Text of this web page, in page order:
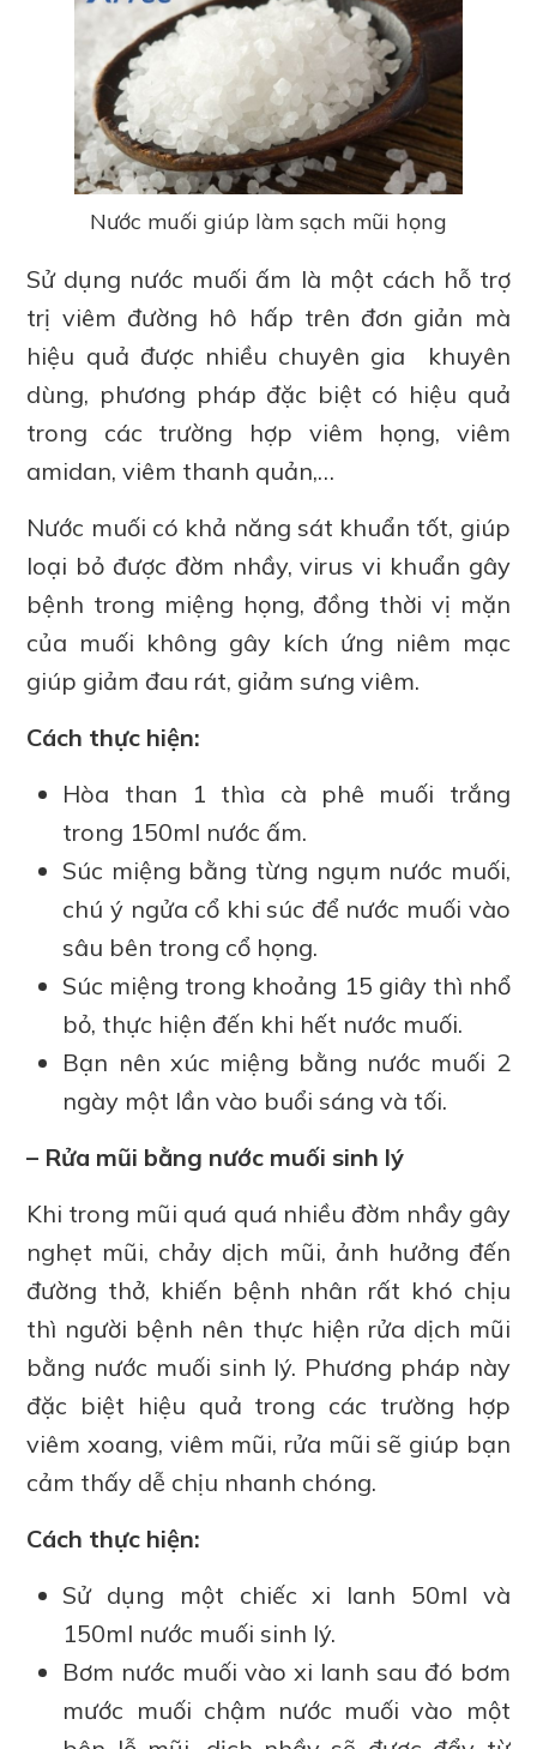
Nước muối giúp làm sạch mũi họng
Sử dụng nước muối ấm là một cách hỗ trợ
trị viêm đường hô hấp trên đơn giản mà
hiệu quả được nhiều chuyên gia khuyên
dùng, phương pháp đặc biệt có hiệu quả
trong các trường hợp viêm họng, viêm
amidan, viêm thanh quản,…
Nước muối có khả năng sát khuẩn tốt, giúp
loại bỏ được đờm nhầy, virus vi khuẩn gây
bệnh trong miệng họng, đồng thời vị mặn
của muối không gây kích ứng niêm mạc
giúp giảm đau rát, giảm sưng viêm.
Cách thực hiện:
Hòa than 1 thìa cà phê muối trắng
trong 150ml nước ấm.
Súc miệng bằng từng ngụm nước muối,
chú ý ngửa cổ khi súc để nước muối vào
sâu bên trong cổ họng.
Súc miệng trong khoảng 15 giây thì nhổ
bỏ, thực hiện đến khi hết nước muối.
Bạn nên xúc miệng bằng nước muối 2
ngày một lần vào buổi sáng và tối.
– Rửa mũi bằng nước muối sinh lý
Khi trong mũi quá quá nhiều đờm nhầy gây
nghẹt mũi, chảy dịch mũi, ảnh hưởng đến
đường thở, khiến bệnh nhân rất khó chịu
thì người bệnh nên thực hiện rửa dịch mũi
bằng nước muối sinh lý. Phương pháp này
đặc biệt hiệu quả trong các trường hợp
viêm xoang, viêm mũi, rửa mũi sẽ giúp bạn
cảm thấy dễ chịu nhanh chóng.
Cách thực hiện:
Sử dụng một chiếc xi lanh 50ml và
150ml nước muối sinh lý.
Bơm nước muối vào xi lanh sau đó bơm
mước muối chậm nước muối vào một